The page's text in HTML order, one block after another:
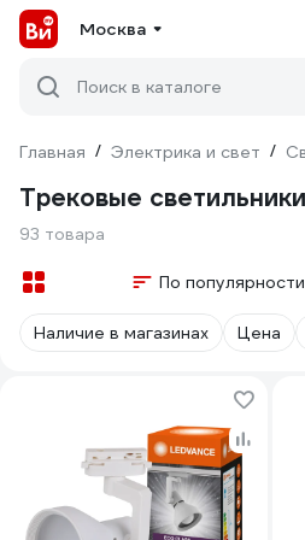
Москва
Поиск в каталоге
Главная / Электрика и свет /
Трековые
93 товара
По популярности
Наличие в магазинах Цена